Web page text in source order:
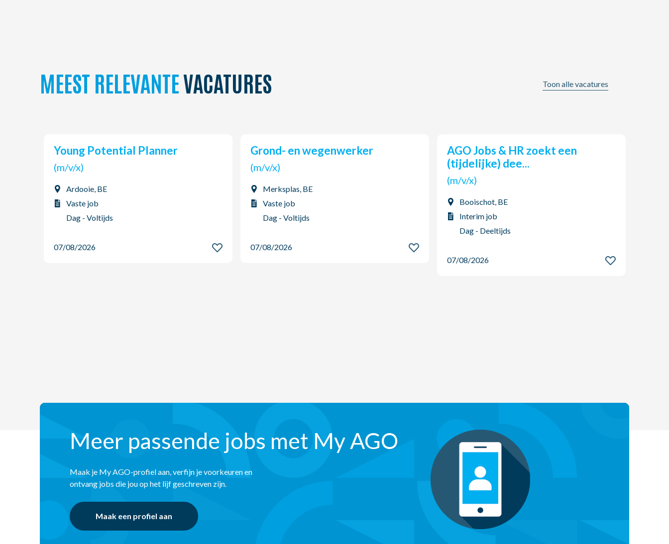
MEEST RELEVANTEVACATURES Toon alle vacatures
Young Potential Planner
(m/v/x)
Ardooie, BE
Vaste job
Dag - Voltijds
07/08/2026
Grond- en wegenwerker
(m/v/x)
Merksplas, BE
Vaste job
Dag - Voltijds
07/08/2026
AGO Jobs & HR zoekt een
(tijdelijke) dee...
(m/v/x)
Booischot, BE
Interim job
Dag - Deeltijds
07/08/2026
Meer passende jobs met My AGO
Maak je My AGO-profiel aan, verfijn je voorkeuren en
ontvang jobs die jou op het lijf geschreven zijn.
Maak een profiel aan